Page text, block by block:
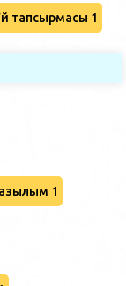
тапсырмасы 1
1